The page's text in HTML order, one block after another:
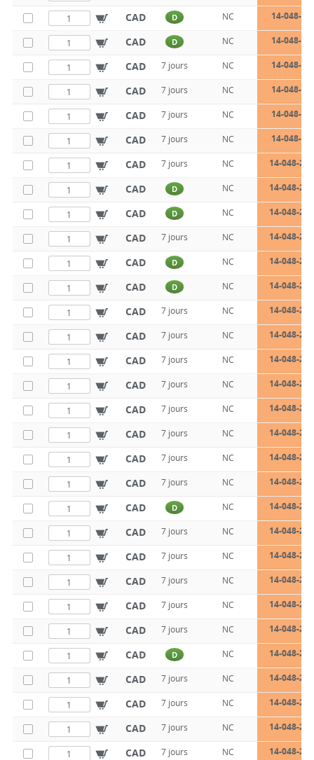
CAD D NC 14-048-
CAD D NC 14-048-
CAD 7 jours NC 14-048-
CAD 7 jours NC 14-048-
CAD 7 jours NC 14-048-
CAD 7 jours NC 14-048-
CAD 7 jours NC 14-048-
CAD D NC 14-048-
CAD D NC 14-048-
CAD 7 jours NC 14-048-
CAD D NC 14-048-
CAD D NC 14-048-
CAD 7 jours NC 14-048-
CAD 7 jours NC 14-048-
CAD 7 jours NC 14-048-
CAD 7 jours NC 14-048-
CAD 7 jours NC 14-048-
CAD 7 jours NC 14-048-
CAD 7 jours NC 14-048-
CAD 7 jours NC 14-048-
CAD D NC 14-048-
CAD 7 jours NC 14-048-
CAD 7 jours NC 14-048-
CAD 7 jours NC 14-048-
CAD 7 jours NC 14-048-
CAD 7 jours NC 14-048-
CAD D NC 14-048-
CAD 7 jours NC 14-048-
CAD 7 jours NC 14-048-
CAD 7 jours NC 14-048-
CAD 7 jours NC 14-048-